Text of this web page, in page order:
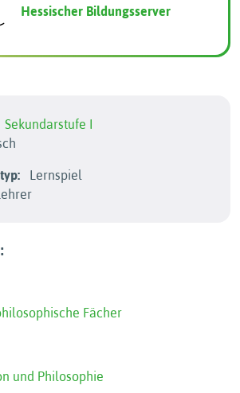
Hessischer Bildungsserver
Sekundarstufe I
Lernspiel
Fächer
und Philosophie